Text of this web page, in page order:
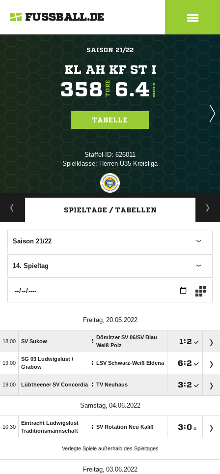
FUSSBALL.DE
SAISON 21/22
KL AH KF ST I
358 TORE 6.4 TORE/SPIEL
TABELLE
Staffel-ID: 626011
Spielklasse: Herren Ü35 Kreisliga
ANZEIGE
SPIELTAGE / TABELLEN
Saison 21/22
14. Spieltag
 
 SV Sukow : Dömitzer SV 06/​SV Blau
Weiß Polz
 :

SG 03 Ludwigslust /​
Grabow
: LSV Schwarz-Weiß Eldena :
 Lübtheener SV Concordia : TV Neuhaus :
 

Eintracht Ludwigslust
Traditionsmannschaft
: SV Rotation Neu Kaliß : u
Verlegte Spiele außerhalb des Spieltages
 